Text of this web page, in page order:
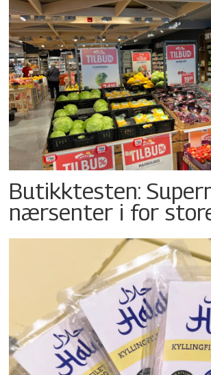
Butikktesten:
nærsenter i for